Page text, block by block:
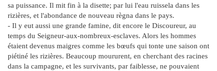
sa puissance. Il mit fin à la disette; par lui l'eau ruissela dans les
rizières, et l'abondance de nouveau règna dans le pays.
- Il y eut aussi une grande famine, dit encore le Discoureur, au
temps du Seigneur-aux-nombreux-esclaves. Alors les hommes
étaient devenus maigres comme les bœufs qui tonte une saison ont
piétiné les rizières. Beaucoup moururent, en cherchant des racines
dans la campagne, et les survivants, par faiblesse, ne pouvaient